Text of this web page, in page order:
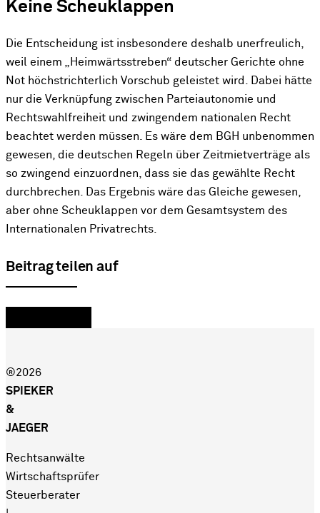
Keine Scheuklappen
Die Entscheidung ist insbesondere deshalb unerfreulich,
weil einem „Heimwärtsstreben“ deutscher Gerichte ohne
Not höchstrichterlich Vorschub geleistet wird. Dabei hätte
nur die Verknüpfung zwischen Parteiautonomie und
Rechtswahlfreiheit und zwingendem nationalen Recht
beachtet werden müssen. Es wäre dem BGH unbenommen
gewesen, die deutschen Regeln über Zeitmietverträge als
so zwingend einzuordnen, dass sie das gewählte Recht
durchbrechen. Das Ergebnis wäre das Gleiche gewesen,
aber ohne Scheuklappen vor dem Gesamtsystem des
Internationalen Privatrechts.
Beitrag teilen auf
®2026
SPIEKER
&
JAEGER
Rechtsanwälte
Wirtschaftsprüfer
Steuerberater